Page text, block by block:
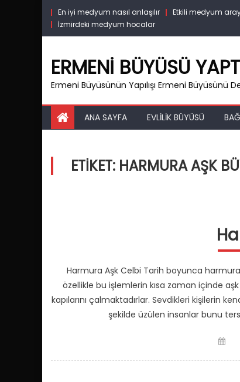
Skip
content
En iyi medyum nasıl anlaşılır Etkili medyum
İzmirdeki medyum hocalar
ERMENI BÜYÜSÜ
Ermeni Büyüsünün Yapılışı Ermeni Büyüsünü
ANA SAYFA EVLILIK BÜYÜSÜ
ETIKET: HARMURA AŞK
Harmura Aşk Celbi Tarih boyunca
özellikle bu işlemlerin kısa zaman içinde
kapılarını çalmaktadırlar. Sevdikleri kişilerin
şekilde üzülen insanlar bunu